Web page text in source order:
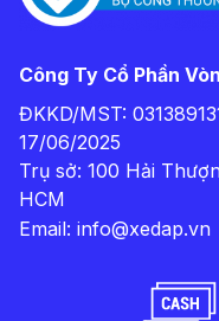
Công Ty Cổ Phần
ĐKKD/MST:
17/06/2025
Trụ sở: 100 Hải
HCM
Email: info@xedap.vn